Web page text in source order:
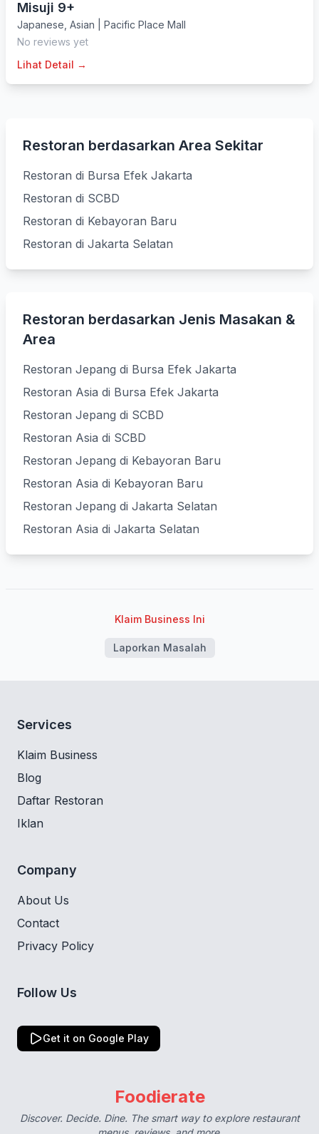
Misuji 9+
Japanese Asian
Pacific Place Mall
No reviews yet
Lihat Detail →
Restoran berdasarkan Area Sekitar
Restoran di Bursa Efek Jakarta
Restoran di SCBD
Restoran di Kebayoran Baru
Restoran di Jakarta Selatan
Restoran berdasarkan Jenis Masakan &
Area
Restoran Jepang di Bursa Efek Jakarta
Restoran Asia di Bursa Efek Jakarta
Restoran Jepang di SCBD
Restoran Asia di SCBD
Restoran Jepang di Kebayoran Baru
Restoran Asia di Kebayoran Baru
Restoran Jepang di Jakarta Selatan
Restoran Asia di Jakarta Selatan
Klaim Business Ini
Laporkan Masalah
Services
Klaim Business
Blog
Daftar Restoran
Iklan
Company
About Us
Contact
Privacy Policy
Follow Us
Get it on Google Play
Foodierate
Discover. Decide. Dine. The smart way to explore restaurant